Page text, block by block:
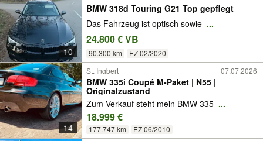
10
BMW 318d Touring G21 Top gepflegt
Das Fahrzeug ist optisch sowie ...
24.800 € VB
90.300 km EZ 02/2020
14
St. Ingbert 07.07.2026
BMW 335i Coupé M-Paket | N55 |
Originalzustand
Zum Verkauf steht mein BMW 335 ...
18.999 €
177.747 km EZ 06/2010